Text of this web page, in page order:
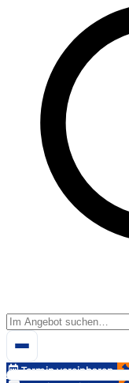
Termin vereinbaren